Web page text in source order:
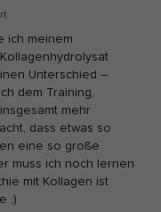
ich meinem
Unterschied –
dem Training,
mehr
dass etwas so
eine so große
muss ich noch lernen
mit Kollagen ist
;)